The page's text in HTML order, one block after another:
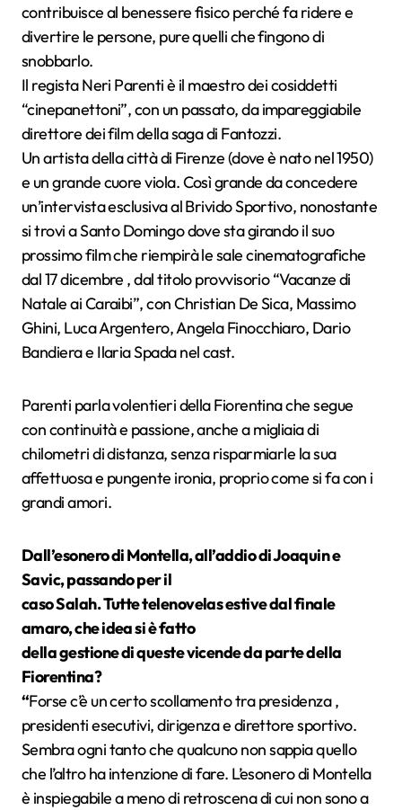
contribuisce al benessere fisico perché fa ridere e
divertire le persone, pure quelli che fingono di
snobbarlo.
Il regista Neri Parenti è il maestro dei cosiddetti
“cinepanettoni”, con un passato, da impareggiabile
direttore dei film della saga di Fantozzi.
Un artista della città di Firenze (dove è nato nel 1950)
e un grande cuore viola. Così grande da concedere
un’intervista esclusiva al Brivido Sportivo, nonostante
si trovi a Santo Domingo dove sta girando il suo
prossimo film che riempirà le sale cinematografiche
dal 17 dicembre , dal titolo provvisorio “Vacanze di
Natale ai Caraibi”, con Christian De Sica, Massimo
Ghini, Luca Argentero, Angela Finocchiaro, Dario
Bandiera e Ilaria Spada nel cast.
Parenti parla volentieri della Fiorentina che segue
con continuità e passione, anche a migliaia di
chilometri di distanza, senza risparmiarle la sua
affettuosa e pungente ironia, proprio come si fa con i
grandi amori.
Dall’esonero di Montella, all’addio di Joaquin e
Savic, passando per il
caso Salah. Tutte telenovelas estive dal finale
amaro, che idea si è fatto
della gestione di queste vicende da parte della
Fiorentina?
“Forse c’è un certo scollamento tra presidenza ,
presidenti esecutivi, dirigenza e direttore sportivo.
Sembra ogni tanto che qualcuno non sappia quello
che l’altro ha intenzione di fare. L’esonero di Montella
è inspiegabile a meno di retroscena di cui non sono a